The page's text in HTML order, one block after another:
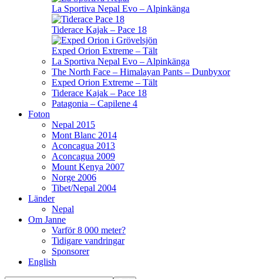
La Sportiva Nepal Evo – Alpinkänga
Tiderace Kajak – Pace 18
Exped Orion Extreme – Tält
La Sportiva Nepal Evo – Alpinkänga
The North Face – Himalayan Pants – Dunbyxor
Exped Orion Extreme – Tält
Tiderace Kajak – Pace 18
Patagonia – Capilene 4
Foton
Nepal 2015
Mont Blanc 2014
Aconcagua 2013
Aconcagua 2009
Mount Kenya 2007
Norge 2006
Tibet/Nepal 2004
Länder
Nepal
Om Janne
Varför 8 000 meter?
Tidigare vandringar
Sponsorer
English